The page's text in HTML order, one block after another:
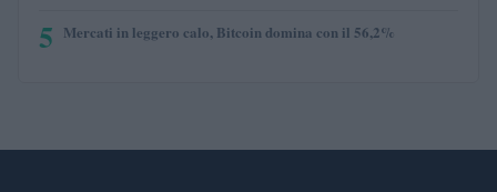
5 Mercati in leggero calo, Bitcoin domina con il 56,2%